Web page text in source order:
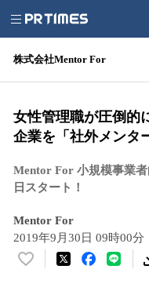
株式会社Mentor For
女性管理職が圧倒的
企業を「社外メンタ
Mentor For 小規模事業
日スタート！
Mentor For
2019年9月30日 09時00分
い